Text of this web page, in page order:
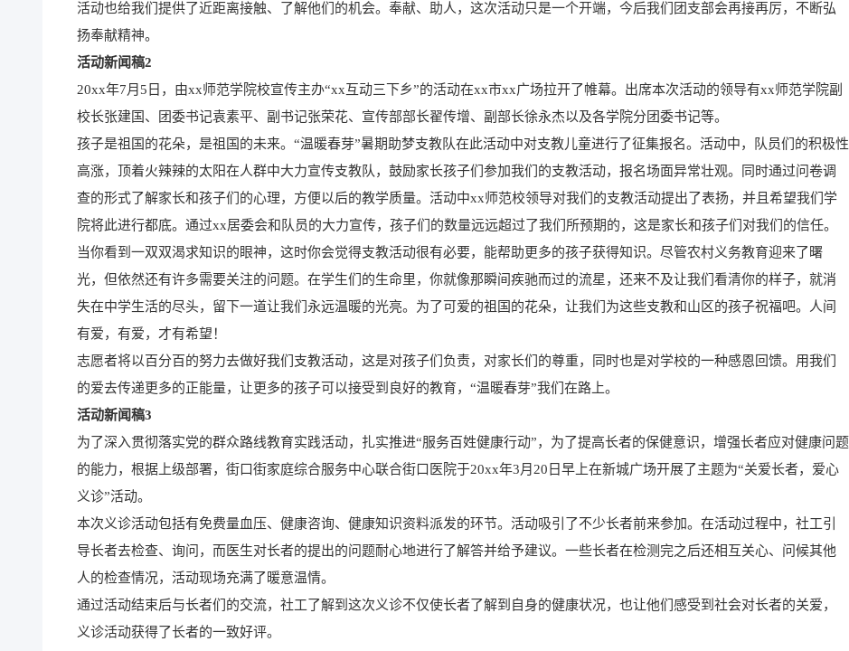
活动也给我们提供了近距离接触、了解他们的机会。奉献、助人，这次活动只是一个开端，今后我们团支部会再接再厉，不断弘
扬奉献精神。
活动新闻稿2
20xx年7月5日，由xx师范学院校宣传主办“xx互动三下乡”的活动在xx市xx广场拉开了帷幕。出席本次活动的领导有xx师范学院副
校长张建国、团委书记袁素平、副书记张荣花、宣传部部长翟传增、副部长徐永杰以及各学院分团委书记等。
孩子是祖国的花朵，是祖国的未来。“温暖春芽”暑期助梦支教队在此活动中对支教儿童进行了征集报名。活动中，队员们的积极性
高涨，顶着火辣辣的太阳在人群中大力宣传支教队，鼓励家长孩子们参加我们的支教活动，报名场面异常壮观。同时通过问卷调
查的形式了解家长和孩子们的心理，方便以后的教学质量。活动中xx师范校领导对我们的支教活动提出了表扬，并且希望我们学
院将此进行都底。通过xx居委会和队员的大力宣传，孩子们的数量远远超过了我们所预期的，这是家长和孩子们对我们的信任。
当你看到一双双渴求知识的眼神，这时你会觉得支教活动很有必要，能帮助更多的孩子获得知识。尽管农村义务教育迎来了曙
光，但依然还有许多需要关注的问题。在学生们的生命里，你就像那瞬间疾驰而过的流星，还来不及让我们看清你的样子，就消
失在中学生活的尽头，留下一道让我们永远温暖的光亮。为了可爱的祖国的花朵，让我们为这些支教和山区的孩子祝福吧。人间
有爱，有爱，才有希望！
志愿者将以百分百的努力去做好我们支教活动，这是对孩子们负责，对家长们的尊重，同时也是对学校的一种感恩回馈。用我们
的爱去传递更多的正能量，让更多的孩子可以接受到良好的教育，“温暖春芽”我们在路上。
活动新闻稿3
为了深入贯彻落实党的群众路线教育实践活动，扎实推进“服务百姓健康行动”，为了提高长者的保健意识，增强长者应对健康问题
的能力，根据上级部署，街口街家庭综合服务中心联合街口医院于20xx年3月20日早上在新城广场开展了主题为“关爱长者，爱心
义诊”活动。
本次义诊活动包括有免费量血压、健康咨询、健康知识资料派发的环节。活动吸引了不少长者前来参加。在活动过程中，社工引
导长者去检查、询问，而医生对长者的提出的问题耐心地进行了解答并给予建议。一些长者在检测完之后还相互关心、问候其他
人的检查情况，活动现场充满了暖意温情。
通过活动结束后与长者们的交流，社工了解到这次义诊不仅使长者了解到自身的健康状况，也让他们感受到社会对长者的关爱，
义诊活动获得了长者的一致好评。